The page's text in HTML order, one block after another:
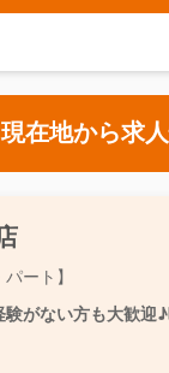
現在地から求
ート】
がない方も大歓迎